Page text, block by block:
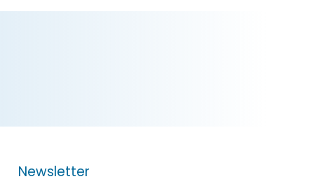
Newsletter